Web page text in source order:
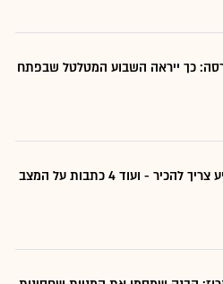
כך ייראה השבוע המטלטל שבפתח
המדריך שכל משקיע צריך להכיר - ועוד 4 כתבות על המצב